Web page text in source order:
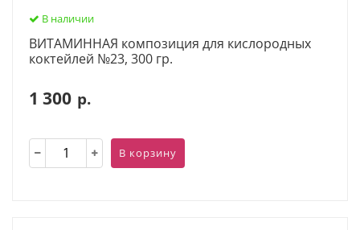
В наличии
ВИТАМИННАЯ композиция для кислородных
коктейлей №23, 300 гр.
1 300 р.
В корзину